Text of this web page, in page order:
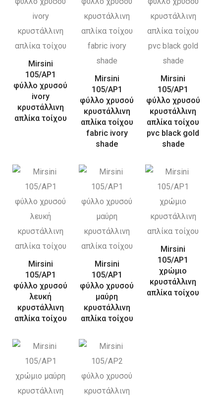
Mirsini
105/AP1
φύλλο χρυσού
ivory
κρυστάλλινη
απλίκα τοίχου
Mirsini
105/AP1
φύλλο χρυσού
κρυστάλλινη
απλίκα τοίχου
fabric ivory
shade
Mirsini
105/AP1
φύλλο χρυσού
κρυστάλλινη
απλίκα τοίχου
pvc black gold
shade
Mirsini
105/AP1
φύλλο χρυσού
λευκή
κρυστάλλινη
απλίκα τοίχου
Mirsini
105/AP1
φύλλο χρυσού
μαύρη
κρυστάλλινη
απλίκα τοίχου
Mirsini
105/AP1
χρώμιο
κρυστάλλινη
απλίκα τοίχου